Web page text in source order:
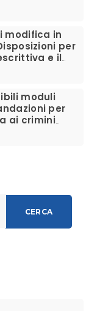
modifica in
per
e il
moduli
per
ai crimini
CERCA